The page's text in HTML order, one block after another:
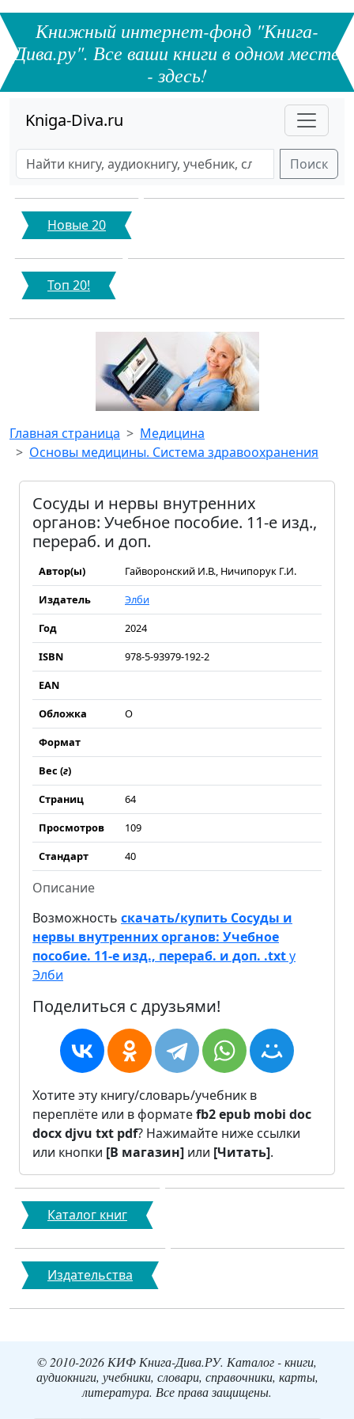
Книжный интернет-фонд "Книга-
Дива.ру". Все ваши книги в одном месте
- здесь!
Kniga-Diva.ru
Поиск
Новые 20
Топ 20!
Главная страница
Медицина
Основы медицины. Система здравоохранения
Сосуды и нервы внутренних
органов: Учебное пособие. 11-е изд.,
перераб. и доп.
Автор(ы)
Гайворонский И.В., Ничипорук Г.И.
Издатель
Элби
Год
2024
ISBN
978-5-93979-192-2
EAN
Обложка
О
Формат
Вес (г)
Страниц
64
Просмотров
109
Стандарт
40
Описание
Возможность скачать/купить Сосуды и
нервы внутренних органов: Учебное
пособие. 11-е изд., перераб. и доп. .txtу
Элби
Поделиться с друзьями!
Хотите эту книгу/словарь/учебник в
переплёте или в форматеfb2epub mobi doc
docxdjvu txt pdf? Нажимайте ниже ссылки
или кнопки [В магазин] или [Читать].
Каталог книг
Издательства
© 2010-2026 КИФ Книга-Дива.РУ. Каталог - книги,
аудиокниги, учебники, словари, справочники, карты,
литература. Все права защищены.